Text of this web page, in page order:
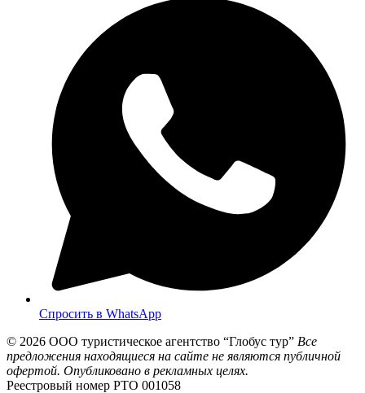
Спросить в WhatsApp
© 2026 ООО туристическое агентство “Глобус тур” Все
предложения находящиеся на сайте не являются публичной
офертой. Опубликовано в рекламных целях.
Реестровый номер РТО 001058